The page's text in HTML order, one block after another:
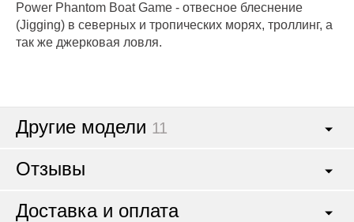
Power Phantom Boat Game - отвесное блеснение
(Jigging) в северных и тропических морях, троллинг, а
так же джерковая ловля.
Другие модели 11
Отзывы
Доставка и оплата